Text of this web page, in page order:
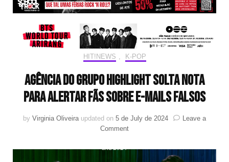
HIT!NEWS K-POP
Agência do grupo HIGHLIGHT solta nota
para alertar fãs sobre e-mails falsos
by Virginia Oliveira updated on 5 de July de 2024
Leave a
Commenton
do